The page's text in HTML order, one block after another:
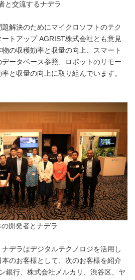
と交流するナデラ
解決のためにマイクロソフトのテク
トアップ AGRIST株式会社とも意見
の収穫効率と収量の向上、スマート
ータベース参照、ロボットのリモー
と収量の向上に取り組んでいます。
の開発者とナデラ
デラはデジタルテクノロジを活用し
のお客様として、次のお客様を紹介
銀行、株式会社メルカリ、渋谷区、ヤ